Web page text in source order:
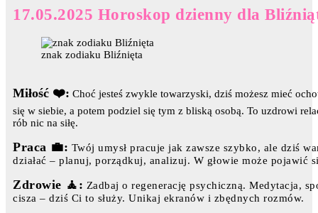
17.05.2025 Horoskop dzienny dla
znak zodiaku Bliźnięta
Miłość ❤️: Choć jesteś zwykle towarzyski, dziś możesz mieć
się w siebie, a potem podziel się tym z bliską osobą. To uzdrowi
rób nic na siłę.
Praca 💼: Twój umysł pracuje jak zawsze szybko, ale dziś
działać – planuj, porządkuj, analizuj. W głowie może pojawić
Zdrowie 🧘: Zadbaj o regenerację psychiczną. Medytacja,
cisza – dziś Ci to służy. Unikaj ekranów i zbędnych rozmów.